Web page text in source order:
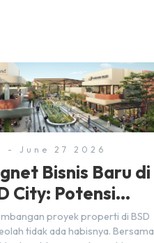
- June 27 2026
Bisnis Baru di
City: Potensi
Maksimal
dari
proyek properti di BSD
tidak ada habisnya. Bersama